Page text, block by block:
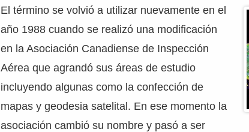
El término se volvió a utilizar nuevamente en el
año 1988 cuando se realizó una modificación
en la Asociación Canadiense de Inspección
Aérea que agrandó sus áreas de estudio
incluyendo algunas como la confección de
mapas y geodesia satelital. En ese momento la
asociación cambió su nombre y pasó a ser